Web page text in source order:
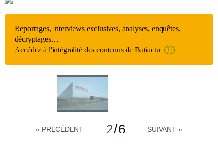
Reportages, interviews exclusives, analyses, enquêtes,
décryptages…
Accédez à l'intégralité des contenus de Batiactu
« PRÉCÉDENT 2/6 SUIVANT »